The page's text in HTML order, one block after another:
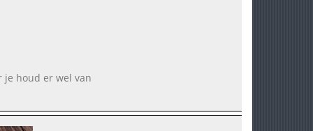
je houd er wel van